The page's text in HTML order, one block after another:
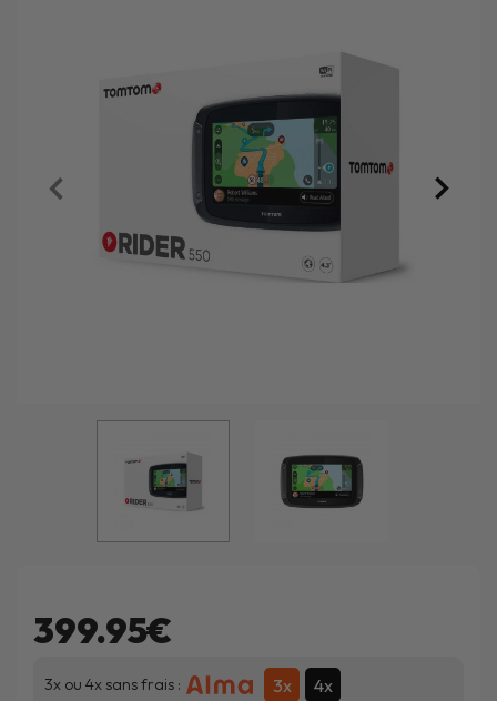
399.95€
3x ou 4x sans frais : 3x 4x